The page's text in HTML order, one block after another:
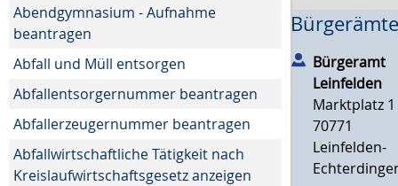
Abendgymnasium - Aufnahme
beantragen
Abfall und Müll entsorgen
Abfallentsorgernummer beantragen
Abfallerzeugernummer beantragen
Abfallwirtschaftliche Tätigkeit nach
Kreislaufwirtschaftsgesetz anzeigen
Bürgeramt
Leinfelden
Marktplatz 1
70771
Leinfelden-